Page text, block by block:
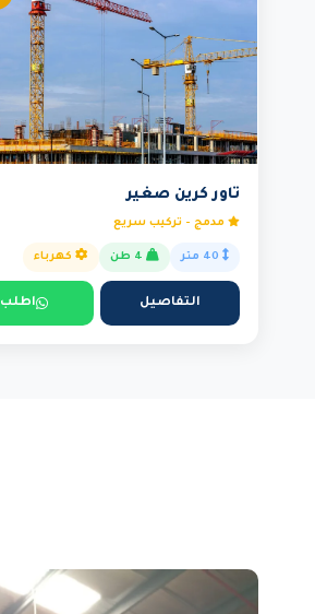
تاور كرين صغير
مدمج - تركيب سريع
كهرباء
التفاصيل اطلب